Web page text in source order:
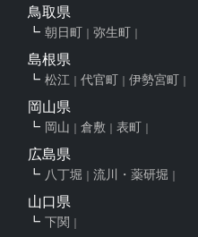
鳥取県
朝日町 弥生町
島根県
松江 代官町 伊勢宮町
岡山県
岡山 倉敷 表町
広島県
八丁堀 流川・薬研堀
山口県
下関